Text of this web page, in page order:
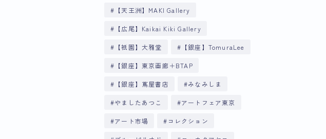
【天王洲】MAKI Gallery
【広尾】Kaikai Kiki Gallery
【祇園】大雅堂 【銀座】TomuraLee
【銀座】東京画廊＋BTAP
【銀座】蔦屋書店 みなみしま
やましたあつこ アートフェア東京
アート市場 コレクション